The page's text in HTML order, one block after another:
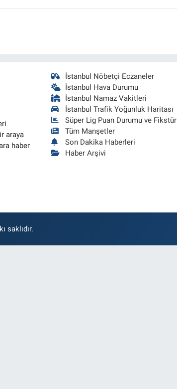
araya
haber
İstanbul Nöbetçi Eczaneler
İstanbul Hava Durumu
İstanbul Namaz Vakitleri
İstanbul Trafik Yoğunluk Haritası
Süper Lig Puan Durumu ve Fikstür
Tüm Manşetler
Son Dakika Haberleri
Haber Arşivi
saklıdır.